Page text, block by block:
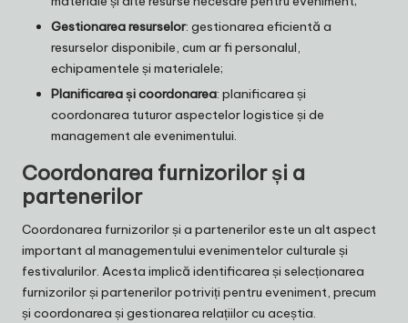
Gestionarea resurselor: gestionarea eficientă a
resurselor disponibile, cum ar fi personalul,
echipamentele și materialele;
Planificarea și coordonarea: planificarea și
coordonarea tuturor aspectelor logistice și de
management ale evenimentului.
Coordonarea furnizorilor și a
partenerilor
Coordonarea furnizorilor și a partenerilor este un alt aspect
important al managementului evenimentelor culturale și
festivalurilor. Acesta implică identificarea și selecționarea
furnizorilor și partenerilor potriviți pentru eveniment, precum
și coordonarea și gestionarea relațiilor cu aceștia.